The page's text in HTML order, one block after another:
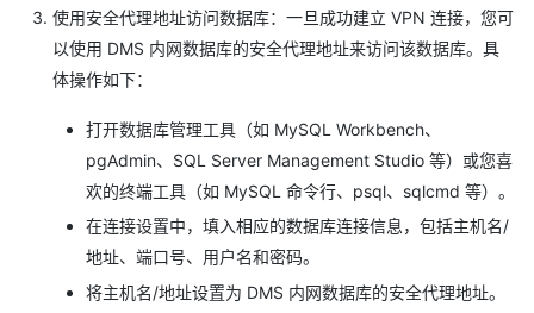
使用安全代理地址访问数据库：一旦成功建立 VPN 连接，您可
以使用 DMS 内网数据库的安全代理地址来访问该数据库。具
体操作如下：
打开数据库管理工具（如 MySQL Workbench、
pgAdmin、SQL Server Management Studio 等）或您喜
欢的终端工具（如 MySQL 命令行、psql、sqlcmd 等）。
在连接设置中，填入相应的数据库连接信息，包括主机名/
地址、端口号、用户名和密码。
将主机名/地址设置为 DMS 内网数据库的安全代理地址。